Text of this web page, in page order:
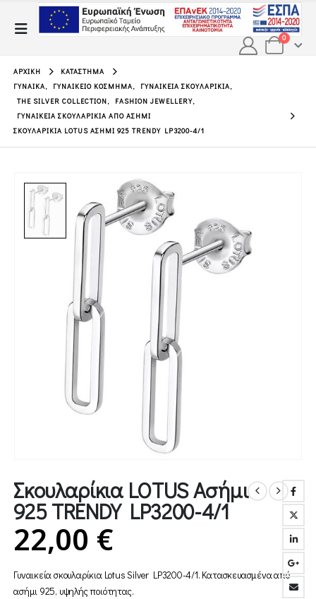
0
ΑΡΧΙΚΉ
ΚΑΤΆΣΤΗΜΑ
ΓΥΝΑΊΚΑ, ΓΥΝΑΙΚΕΊΟ ΚΌΣΜΗΜΑ, ΓΥΝΑΙΚΕΊΑ ΣΚΟΥΛΑΡΊΚΙΑ,
THE SILVER COLLECTION, FASHION JEWELLERY,
ΓΥΝΑΙΚΕΊΑ ΣΚΟΥΛΑΡΊΚΙΑ ΑΠΌ ΑΣΉΜΙ
ΣΚΟΥΛΑΡΊΚΙΑ LOTUS ΑΣΉΜΙ 925 TRENDY LP3200-4/1
Σκουλαρίκια LOTUS Ασήμι
925 TRENDY LP3200-4/1
22,00 €
Γυναικεία σκουλαρίκια Lotus Silver LP3200-4/1. Κατασκευασμένα από
ασήμι 925, υψηλής ποιότητας.